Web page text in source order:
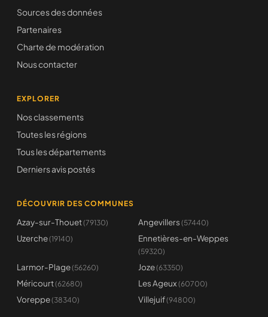
Sources des données
Partenaires
Charte de modération
Nous contacter
EXPLORER
Nos classements
Toutes les régions
Tous les départements
Derniers avis postés
DÉCOUVRIR DES COMMUNES
Azay-sur-Thouet(79130) Angevillers (57440)
Uzerche(19140) Ennetières-en-Weppes
(59320)
Larmor-Plage(56260) Joze(63350)
Méricourt(62680) Les Ageux (60700)
Voreppe(38340) Villejuif(94800)